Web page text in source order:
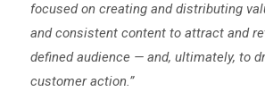
focused on creating and distributing
and consistent content to attract and
defined audience — and, ultimately, to
customer action.”